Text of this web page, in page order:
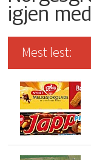
igjen
Mest lest: